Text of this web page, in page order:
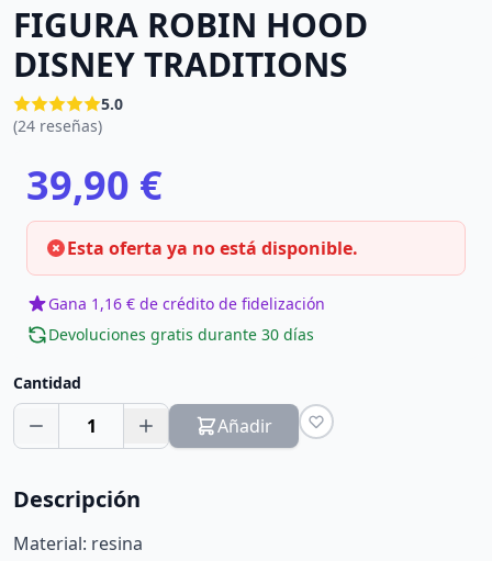
FIGURA ROBIN HOOD
DISNEY TRADITIONS
5.0
(24 reseñas)
39,90 €
Esta oferta ya no está disponible.
Gana 1,16 € de crédito de fidelización
Devoluciones gratis durante 30 días
Cantidad
1 Añadir
Descripción
Material: resina